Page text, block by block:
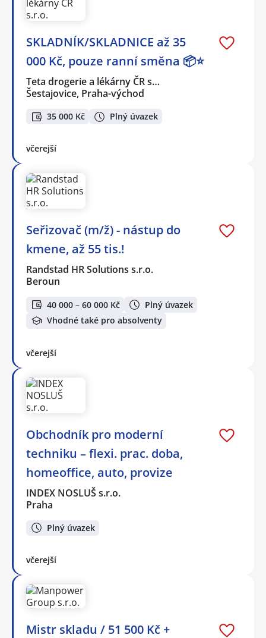
SKLADNÍK/SKLADNICE až 35
000 Kč, pouze ranní směna 📦⭐
Teta drogerie a lékárny ČR s…
Šestajovice, Praha-východ
35 000 Kč Plný úvazek
včerejší
Seřizovač (m/ž) - nástup do
kmene, až 55 tis.!
Randstad HR Solutions s.r.o.
Beroun
40 000 – 60 000 Kč
Plný úvazek
Vhodné také pro absolventy
včerejší
Obchodník pro moderní
techniku – flexi. prac. doba,
homeoffice, auto, provize
INDEX NOSLUŠ s.r.o.
Praha
Plný úvazek
včerejší
Mistr skladu / 51 500 Kč +